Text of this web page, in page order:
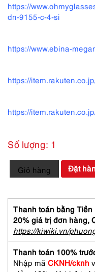
https://
dn-9155-c-4-si
https://www.ebina-
https://
https://
Số lượng: 1
5775-
Gọng
nam-
Mới/Chưa
sử
dụng-
D'URBAN
DN-
9150
Giỏ hàng Đặt
Thanh toán bằng Tiền
20% giá trị đơn hàng,
https://kiwiki.vn/
Thanh toán 100%
Nhập mã CKNH/cknh